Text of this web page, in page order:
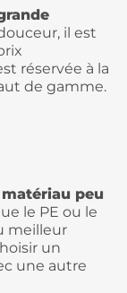
il est
réservée à la
de gamme.
matériau peu
le PE ou le
meilleur
un
une autre